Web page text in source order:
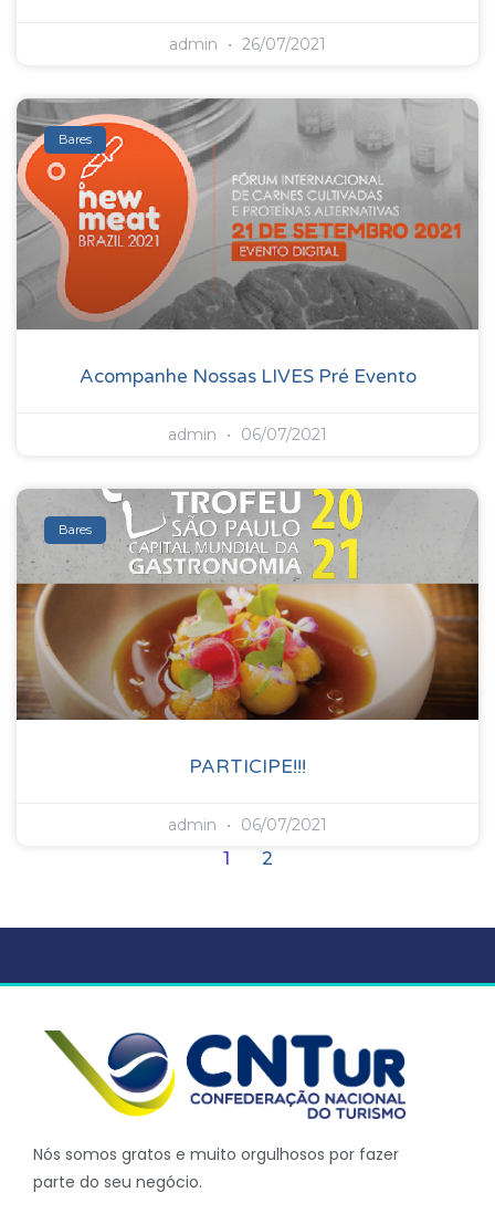
admin 26/07/2021
Bares
Acompanhe Nossas LIVES Pré Evento
admin 06/07/2021
Bares
PARTICIPE!!!
admin 06/07/2021
1 2
Nós somos gratos e muito orgulhosos por fazer
parte do seu negócio.